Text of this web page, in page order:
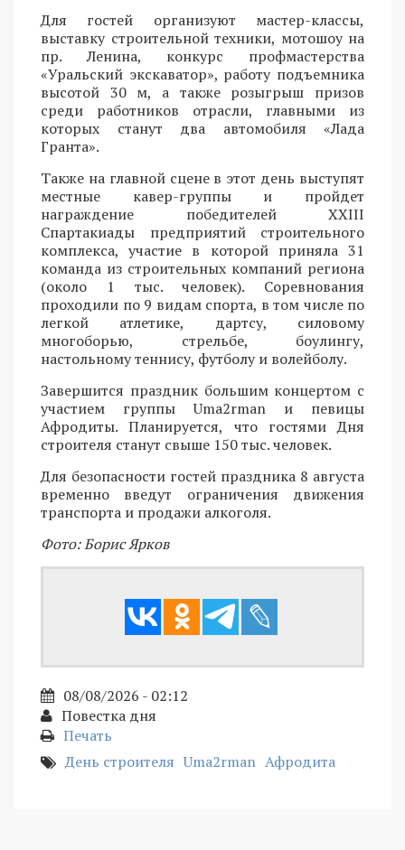
Для гостей организуют мастер-классы,
выставку строительной техники, мотошоу на
пр. Ленина, конкурс профмастерства
«Уральский экскаватор», работу подъемника
высотой 30 м, а также розыгрыш призов
среди работников отрасли, главными из
которых станут два автомобиля «Лада
Гранта».
Также на главной сцене в этот день выступят
местные кавер-группы и пройдет
награждение победителей XXIII
Спартакиады предприятий строительного
комплекса, участие в которой приняла 31
команда из строительных компаний региона
(около 1 тыс. человек). Соревнования
проходили по 9 видам спорта, в том числе по
легкой атлетике, дартсу, силовому
многоборью, стрельбе, боулингу,
настольному теннису, футболу и волейболу.
Завершится праздник большим концертом с
участием группы Uma2rman и певицы
Афродиты. Планируется, что гостями Дня
строителя станут свыше 150 тыс. человек.
Для безопасности гостей праздника 8 августа
временно введут ограничения движения
транспорта и продажи алкоголя.
Фото: Борис Ярков
08/08/2026 - 02:12
Повестка дня
Печать
День строителя Uma2rman Афродита